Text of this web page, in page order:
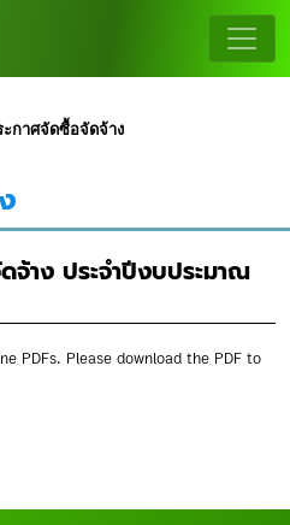
ะกาศจัดซื้อจัดจ้าง
าง ประจำปีงบประมาณ
PDFs. Please download the PDF to